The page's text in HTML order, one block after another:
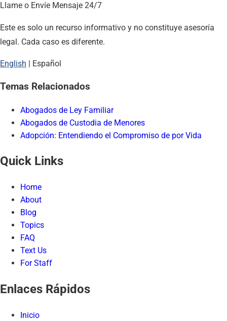
Llame o Envíe Mensaje 24/7
Este es solo un recurso informativo y no constituye asesoría
legal. Cada caso es diferente.
English | Español
Temas Relacionados
Abogados de Ley Familiar
Abogados de Custodia de Menores
Adopción: Entendiendo el Compromiso de por Vida
Quick Links
Home
About
Blog
Topics
FAQ
Text Us
For Staff
Enlaces Rápidos
Inicio